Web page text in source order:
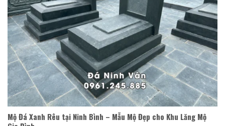
Mộ Đá Xanh Rêu tại Ninh Bình – Mẫu Mộ Đẹp cho Khu Lăng Mộ